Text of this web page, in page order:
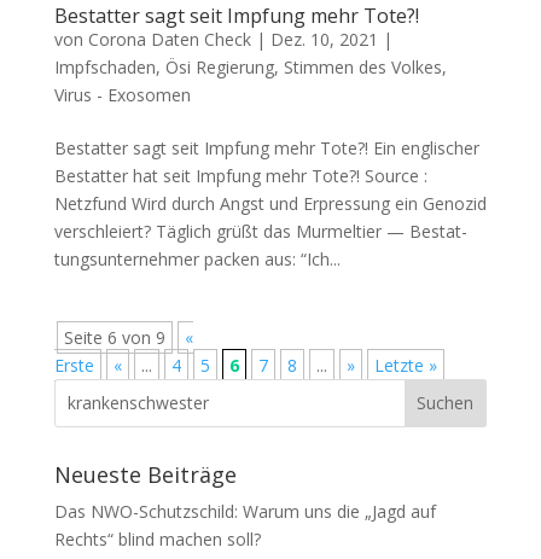
Bestatter sagt seit Impfung mehr Tote?!
von Corona Daten Check| Dez. 10, 2021 |
Impfschaden, Ösi Regierung, Stimmen des Volkes,
Virus - Exosomen
Bestatter sagt seit Impfung mehr Tote?! Ein eng­li­scher
Bestat­ter hat seit Imp­fung mehr Tote?! Source :
Netzfund Wird durch Angst und Erpres­sung ein Geno­zid
verschleiert? Täg­lich grüßt das Mur­mel­tier — Bestat­
tungs­un­ter­neh­mer packen aus: “Ich...
Seite 6 von 9
«
Erste
« ... 4 5 6 7 8 ... » Letzte »
Neueste Beiträge
Das NWO-Schutzschild: Warum uns die „Jagd auf
Rechts“ blind machen soll?